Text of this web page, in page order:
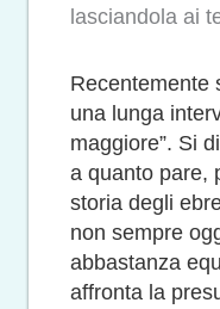
lasciandola ai
Recentemente
una lunga
maggiore”. Si
a quanto pare,
storia degli
non sempre
abbastanza
affronta la